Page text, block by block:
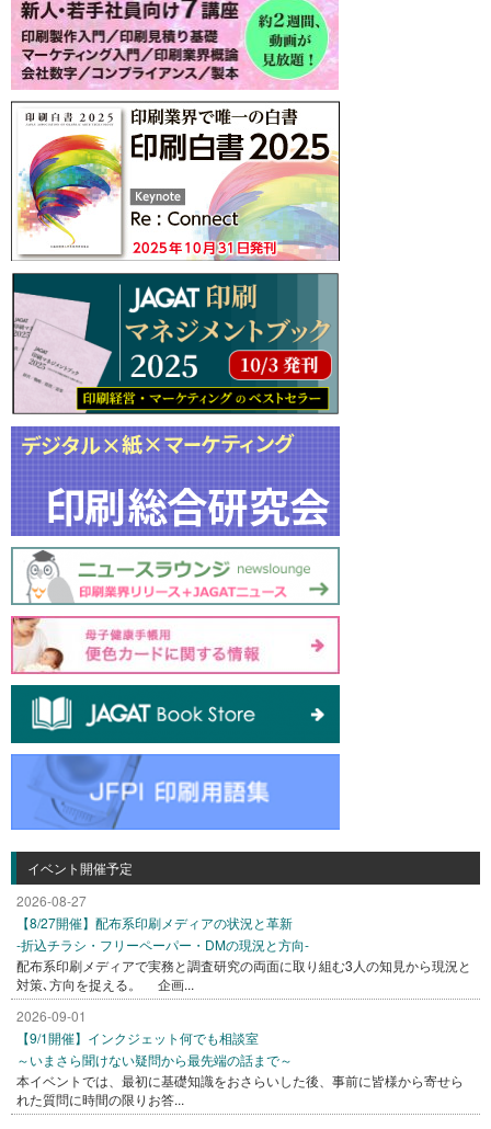
イベント開催予定
2026-08-27
【8/27開催】配布系印刷メディアの状況と革新
-折込チラシ・フリーペーパー・DMの現況と方向-
配布系印刷メディアで実務と調査研究の両面に取り組む3人の知見から現況と
対策､方向を捉える。 企画...
2026-09-01
【9/1開催】インクジェット何でも相談室
～いまさら聞けない疑問から最先端の話まで～
本イベントでは、最初に基礎知識をおさらいした後、事前に皆様から寄せら
れた質問に時間の限りお答...